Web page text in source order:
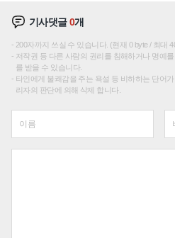
기사댓글0개
200자까지 쓰실 수 있습니다. (현재 0 byte / 최대
저작권 등 다른 사람의 권리를 침해하거나 명예
를 받을 수 있습니다.
타인에게 불쾌감을 주는 욕설 등 비하하는 단어
리자의 판단에 의해 삭제 합니다.